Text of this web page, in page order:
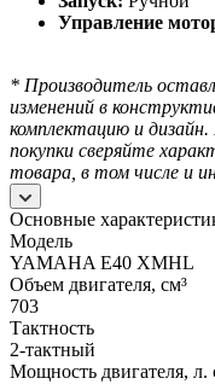
Управление
* Производитель
изменений в
комплектацию и дизайн.
покупки сверяйте
товара, в том числе и
Основные
Модель
YAMAHA E40 XMHL
Объем двигателя, см³
703
Тактность
2-тактный
Мощность двигателя, л.